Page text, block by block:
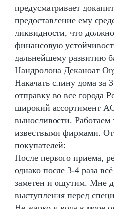
предусматривает
предоставление ему
ликвидности, что
финансовую
дальнейшему развитию
Нандролона Деканоат
Накачать спину дома за
отправку во все города
широкий ассортимент
выносливости.
извествыми фирмами.
покупателей:
После первого приема,
однако после 3-4 раза
заметен и ощутим. Мне
выступления перед